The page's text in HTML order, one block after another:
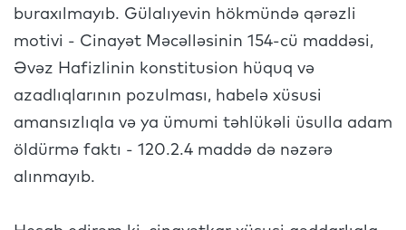
buraxılmayıb. Gülalıyevin hökmündə qərəzli
motivi - Cinayət Məcəlləsinin 154-cü maddəsi,
Əvəz Hafizlinin konstitusion hüquq və
azadlıqlarının pozulması, habelə xüsusi
amansızlıqla və ya ümumi təhlükəli üsulla adam
öldürmə faktı - 120.2.4 maddə də nəzərə
alınmayıb.